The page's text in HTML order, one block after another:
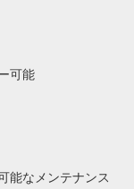
可能
能なメンテナンス